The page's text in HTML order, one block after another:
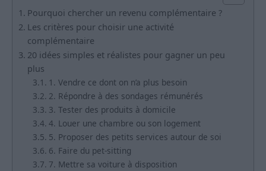
Pourquoi chercher un revenu complémentaire ?
Les critères pour choisir une activité
complémentaire
20 idées simples et réalistes pour gagner un peu
plus
1. Vendre ce dont on n’a plus besoin
2. Répondre à des sondages rémunérés
3. Tester des produits à domicile
4. Louer une chambre ou son logement
5. Proposer des petits services autour de soi
6. Faire du pet-sitting
7. Mettre sa voiture à disposition